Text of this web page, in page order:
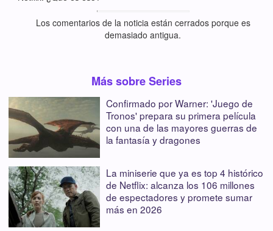
Los comentarios de la noticia están cerrados porque es
demasiado antigua.
Más sobre Series
Confirmado por Warner: 'Juego de
Tronos' prepara su primera película
con una de las mayores guerras de
la fantasía y dragones
La miniserie que ya es top 4 histórico
de Netflix: alcanza los 106 millones
de espectadores y promete sumar
más en 2026